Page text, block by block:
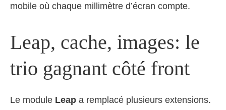
mobile où chaque millimètre d’écran compte.
Leap, cache, images: le
trio gagnant côté front
Le module Leap a remplacé plusieurs extensions.